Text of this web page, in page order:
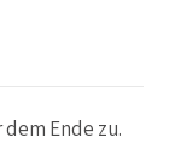
Ende zu.